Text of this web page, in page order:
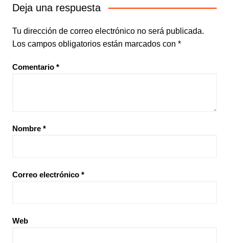
Deja una respuesta
Tu dirección de correo electrónico no será publicada.
Los campos obligatorios están marcados con *
Comentario *
Nombre *
Correo electrónico *
Web